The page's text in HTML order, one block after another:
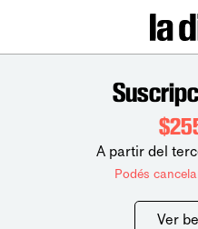
A partir del
Podés
Ver